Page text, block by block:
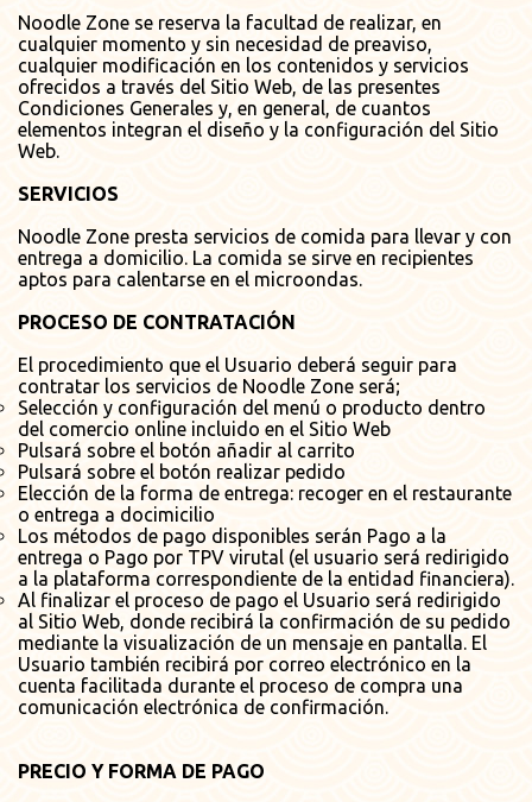
Noodle Zone se reserva la facultad de realizar, en
cualquier momento y sin necesidad de preaviso,
cualquier modificación en los contenidos y servicios
ofrecidos a través del Sitio Web, de las presentes
Condiciones Generales y, en general, de cuantos
elementos integran el diseño y la configuración del Sitio
Web.
SERVICIOS
Noodle Zone presta servicios de comida para llevar y con
entrega a domicilio. La comida se sirve en recipientes
aptos para calentarse en el microondas.
PROCESO DE CONTRATACIÓN
El procedimiento que el Usuario deberá seguir para
contratar los servicios de Noodle Zone será;
Selección y configuración del menú o producto dentro
del comercio online incluido en el Sitio Web
Pulsará sobre el botón añadir al carrito
Pulsará sobre el botón realizar pedido
Elección de la forma de entrega: recoger en el restaurante
o entrega a docimicilio
Los métodos de pago disponibles serán Pago a la
entrega o Pago por TPV virutal (el usuario será redirigido
a la plataforma correspondiente de la entidad financiera).
Al finalizar el proceso de pago el Usuario será redirigido
al Sitio Web, donde recibirá la confirmación de su pedido
mediante la visualización de un mensaje en pantalla. El
Usuario también recibirá por correo electrónico en la
cuenta facilitada durante el proceso de compra una
comunicación electrónica de confirmación.
PRECIO Y FORMA DE PAGO